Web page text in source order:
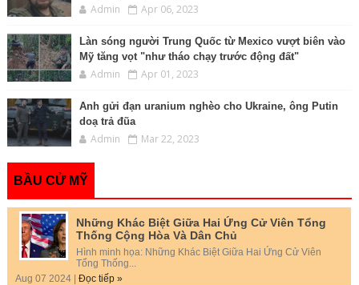
Admin Apr 06, 2023
Làn sóng người Trung Quốc từ Mexico vượt biên vào
Mỹ tăng vọt "như tháo chạy trước động đất"
Admin Apr 01, 2023
Anh gửi đạn uranium nghèo cho Ukraine, ông Putin
doạ trả đũa
Admin Mar 22, 2023
BẦU CỬ MỸ
Những Khác Biệt Giữa Hai Ứng Cử Viên Tổng
Thống Cộng Hòa Và Dân Chủ
Hình minh họa: Những Khác Biệt Giữa Hai Ứng Cử Viên
Tổng Thống...
Aug 07 2024 | Đọc tiếp »